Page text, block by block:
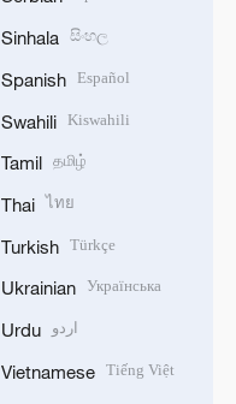
Sinhala සිංහල
Spanish Español
Swahili Kiswahili
Tamil தமிழ்
Thai ไทย
Turkish Türkçe
Ukrainian Українська
Urdu اردو
Vietnamese Tiếng Việt